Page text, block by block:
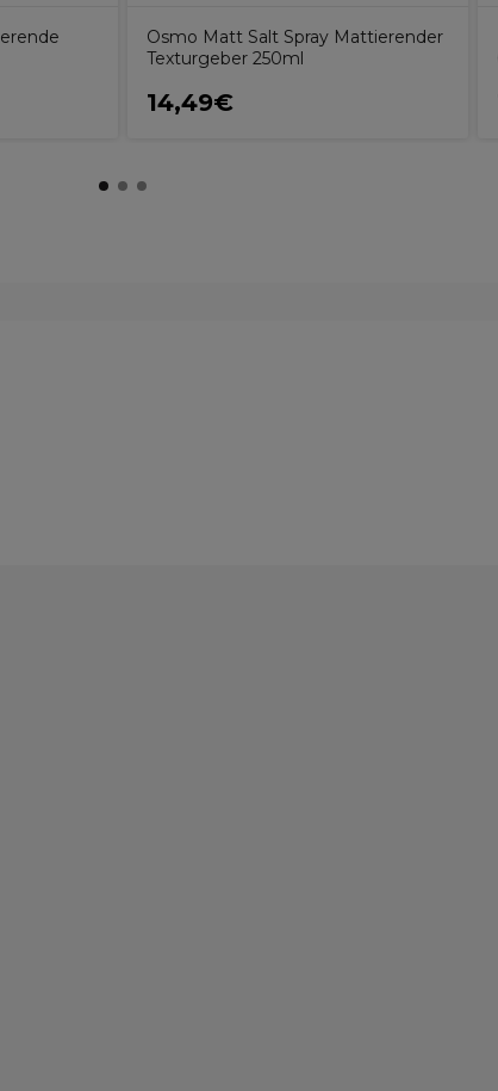
Osmo Matt Salt Spray Mattierender
Texturgeber 250ml
14,49€